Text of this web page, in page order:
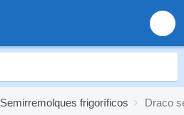
Semirremolques frigoríficos Draco